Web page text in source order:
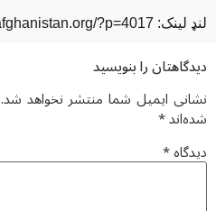
لنډ لینک: https://nrcafghanistan.org/?p=4017
دیدگاهتان را بنویسید
نشانی ایمیل شما منتشر نخواهد شد.
شده‌اند*
دیدگاه*